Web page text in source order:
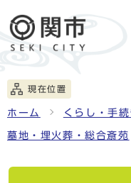
現在位置
ホーム くらし・手続
墓地・埋火葬・総合斎苑